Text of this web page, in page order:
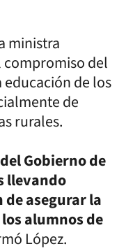
ministra
compromiso del
de los
de
rurales.
Gobierno de
llevando
asegurar la
alumnos de
López.